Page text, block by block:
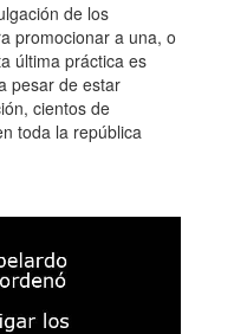
de los
promocionar a una, o
última práctica es
pesar de estar
cientos de
toda la república